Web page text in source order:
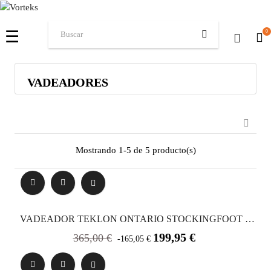
Navegación
palanca
☰ 0
VADEADORES

Mostrando 1-5 de 5 producto(s)
VADEADOR TEKLON ONTARIO STOCKINGFOOT L
Precio
365,00 € -165,05 €
Precio
199,95 €